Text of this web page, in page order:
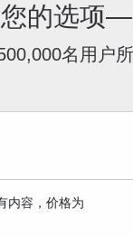
的选项—
名用户
内容，价格为